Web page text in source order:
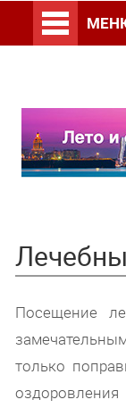
Посещение
только